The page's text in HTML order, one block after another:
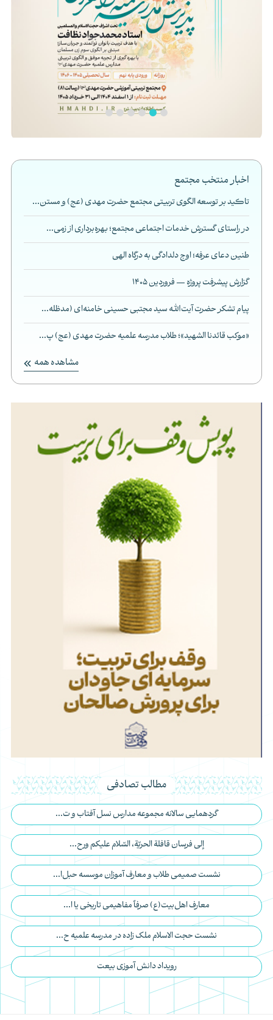
اخبار منتخب مجتمع
تاکید بر توسعه الگوی تربیتی مجتمع حضرت مهدی (عج) و مستن...
در راستای گسترش خدمات اجتماعی مجتمع؛ بهره‌برداری از زمی...
طنین دعای عرفه؛ اوج دلدادگی به درگاه الهی
گزارش پیشرفت پروژه — فروردین 1405
پیام تشکر حضرت آیت‌الله سید مجتبی حسینی خامنه‌ای (مدظله...
«موکب قائدنا الشهید»؛ طلاب مدرسه علمیه حضرت مهدی (عج) پ...
مشاهده همه
مطالب تصادفی
گردهمایی سالانه مجموعه مدارس نسل آفتاب و ت...
إلى فرسان قافلة الحريّة، السّلام عليكم ورح...
نشست صمیمی طلاب و معارف آموزان موسسه حبل‌ا...
معارف اهل‌بیت(ع) صرفاً مفاهیمی تاریخی یا ا...
نشست حجت الاسلام ملک زاده در مدرسه علمیه ح...
رویداد دانش آموزی بیعت